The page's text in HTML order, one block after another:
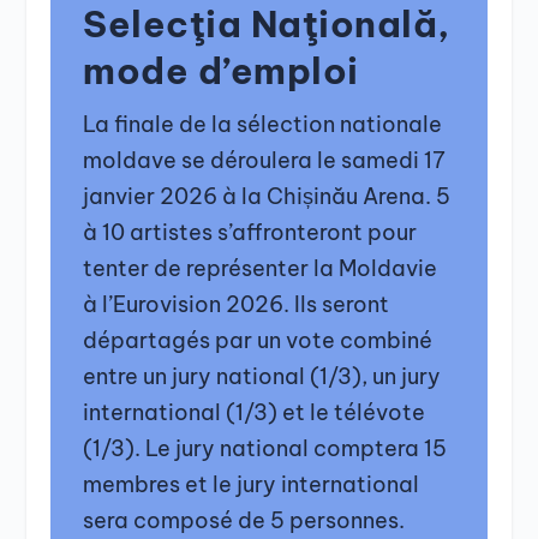
Selecţia Naţională,
mode d’emploi
La finale de la sélection nationale
moldave se déroulera le samedi 17
janvier 2026 à la Chișinău Arena. 5
à 10 artistes s’affronteront pour
tenter de représenter la Moldavie
à l’Eurovision 2026. Ils seront
départagés par un vote combiné
entre un jury national (1/3), un jury
international (1/3) et le télévote
(1/3). Le jury national comptera 15
membres et le jury international
sera composé de 5 personnes.